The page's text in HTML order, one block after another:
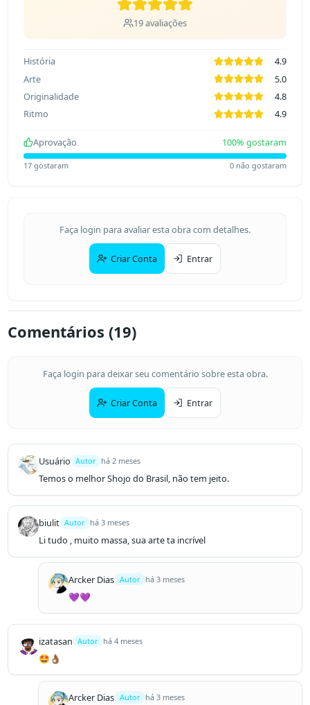
19avaliações
História
4.9
Arte
5.0
Originalidade
4.8
Ritmo
4.9
Aprovação 100% gostaram
17gostaram 0 não gostaram
Faça login para avaliar esta obra com detalhes.
Criar Conta Entrar
Comentários (19)
Faça login para deixar seu comentário sobre esta obra.
Criar Conta Entrar
Usuário Autor há 2 meses
Temos o melhor Shojo do Brasil, não tem jeito.
biulit Autor há 3 meses
Li tudo , muito massa, sua arte ta incrível
Arcker Dias Autor há 3 meses
💜💜
izatasan Autor há 4 meses
🤩👌🏾
Arcker Dias Autor há 3 meses